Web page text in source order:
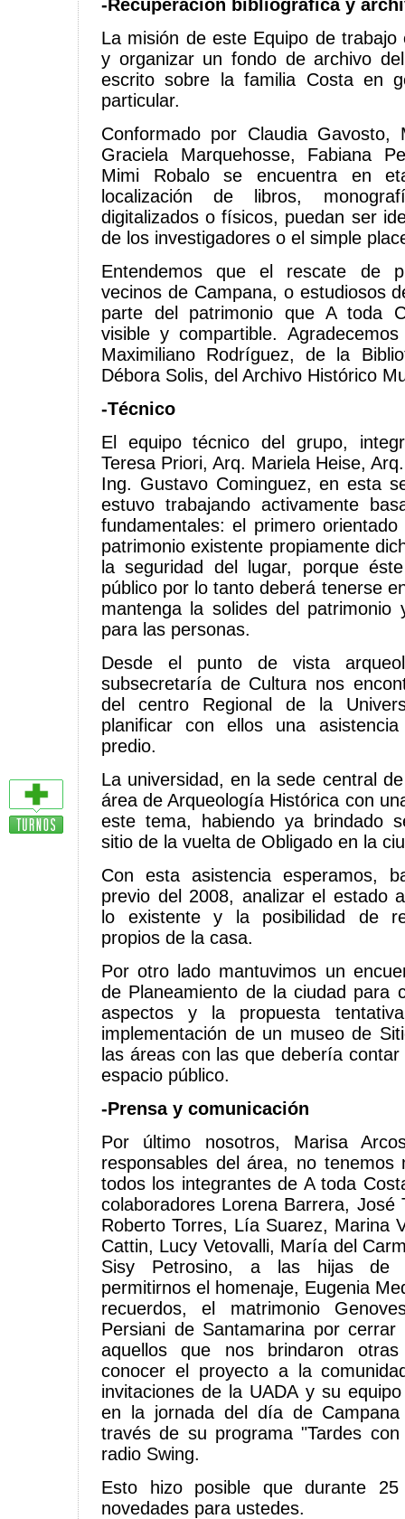
-Recuperación bibliográfica y
La misión de este Equipo de trabajo
y organizar un fondo de archivo
escrito sobre la familia Costa en
particular.
Conformado por Claudia Gavosto,
Graciela Marquehosse, Fabiana
Mimi Robalo se encuentra en
localización de libros,
digitalizados o físicos, puedan ser
de los investigadores o el simple
Entendemos que el rescate de
vecinos de Campana, o estudiosos
parte del patrimonio que A toda
visible y compartible.
Maximiliano Rodríguez, de la
Débora Solis, del Archivo Histórico
-Técnico
El equipo técnico del grupo,
Teresa Priori, Arq. Mariela Heise,
Ing. Gustavo Cominguez, en esta
estuvo trabajando activamente
fundamentales: el primero
patrimonio existente propiamente
la seguridad del lugar, porque
público por lo tanto deberá tenerse
mantenga la solides del
para las personas.
Desde el punto de vista
subsecretaría de Cultura nos
del centro Regional de la
planificar con ellos una
predio.
La universidad, en la sede central
área de Arqueología Histórica con
este tema, habiendo ya brindado
sitio de la vuelta de Obligado en la
Con esta asistencia esperamos,
previo del 2008, analizar el estado
lo existente y la posibilidad de
propios de la casa.
Por otro lado mantuvimos un
de Planeamiento de la ciudad para
aspectos y la propuesta
implementación de un museo de
las áreas con las que debería
espacio público.
-Prensa y comunicación
Por último nosotros, Marisa
responsables del área, no tenemos
todos los integrantes de A toda
colaboradores Lorena Barrera, José
Roberto Torres, Lía Suarez, Marina
Cattin, Lucy Vetovalli, María del
Sisy Petrosino, a las hijas de
permitirnos el homenaje, Eugenia
recuerdos, el matrimonio
Persiani de Santamarina por
aquellos que nos brindaron
conocer el proyecto a la
invitaciones de la UADA y su
en la jornada del día de
través de su programa "Tardes
radio Swing.
Esto hizo posible que durante 25
novedades para ustedes.